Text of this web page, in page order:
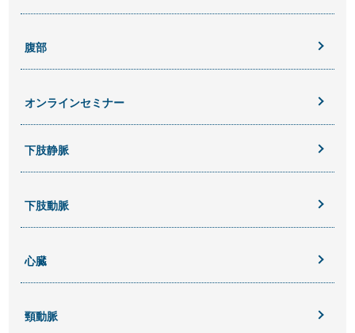
腹部
オンラインセミナー
下肢静脈
下肢動脈
心臓
頸動脈